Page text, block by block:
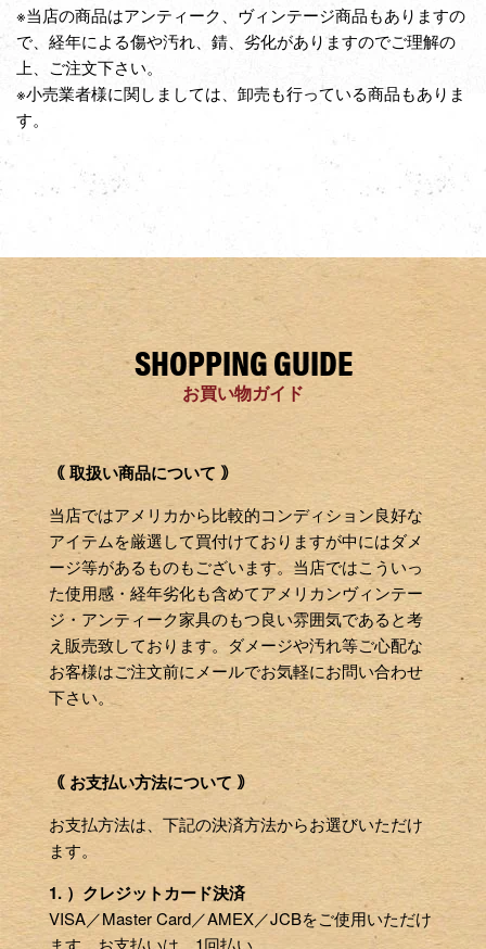
※当店の商品はアンティーク、ヴィンテージ商品もありますの
で、経年による傷や汚れ、錆、劣化がありますのでご理解の
上、ご注文下さい。
※小売業者様に関しましては、卸売も行っている商品もありま
す。
SHOPPING GUIDE
お買い物ガイド
｟ 取扱い商品について ｠
当店ではアメリカから比較的コンディション良好な
アイテムを厳選して買付けておりますが中にはダメ
ージ等があるものもございます。当店ではこういっ
た使用感・経年劣化も含めてアメリカンヴィンテー
ジ・アンティーク家具のもつ良い雰囲気であると考
え販売致しております。ダメージや汚れ等ご心配な
お客様はご注文前にメールでお気軽にお問い合わせ
下さい。
｟ お支払い方法について ｠
お支払方法は、下記の決済方法からお選びいただけ
ます。
1. ）クレジットカード決済
VISA／Master Card／AMEX／JCBをご使用いただけ
ます。お支払いは、1回払い